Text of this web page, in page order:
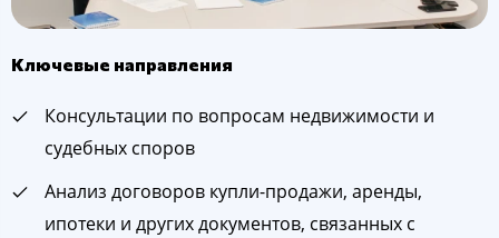
Ключевые направления
Консультации по вопросам недвижимости и
судебных споров
Анализ договоров купли-продажи, аренды,
ипотеки и других документов, связанных с